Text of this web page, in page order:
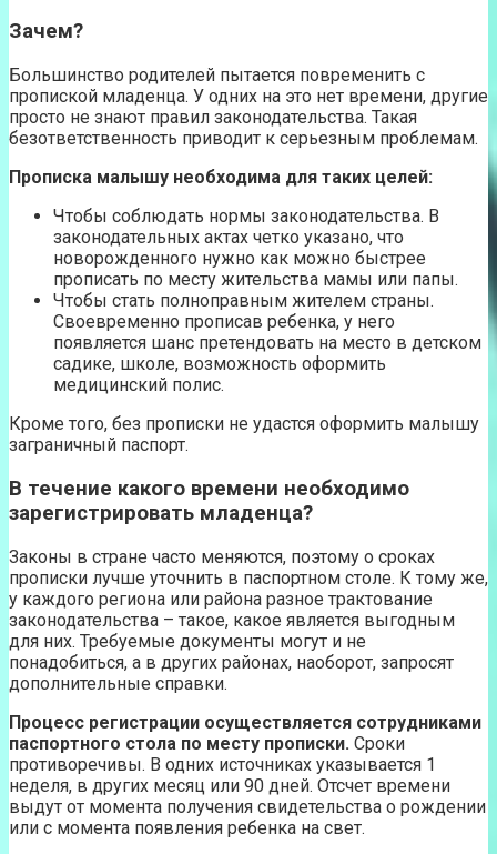
Зачем?
Большинство родителей пытается повременить с
пропиской младенца. У одних на это нет времени, другие
просто не знают правил законодательства. Такая
безответственность приводит к серьезным проблемам.
Прописка малышу необходима для таких целей:
Чтобы соблюдать нормы законодательства. В
законодательных актах четко указано, что
новорожденного нужно как можно быстрее
прописать по месту жительства мамы или папы.
Чтобы стать полноправным жителем страны.
Своевременно прописав ребенка, у него
появляется шанс претендовать на место в детском
садике, школе, возможность оформить
медицинский полис.
Кроме того, без прописки не удастся оформить малышу
заграничный паспорт.
В течение какого времени необходимо
зарегистрировать младенца?
Законы в стране часто меняются, поэтому о сроках
прописки лучше уточнить в паспортном столе. К тому же,
у каждого региона или района разное трактование
законодательства – такое, какое является выгодным
для них. Требуемые документы могут и не
понадобиться, а в других районах, наоборот, запросят
дополнительные справки.
Процесс регистрации осуществляется сотрудниками
паспортного стола по месту прописки. Сроки
противоречивы. В одних источниках указывается 1
неделя, в других месяц или 90 дней. Отсчет времени
выдут от момента получения свидетельства о рождении
или с момента появления ребенка на свет.